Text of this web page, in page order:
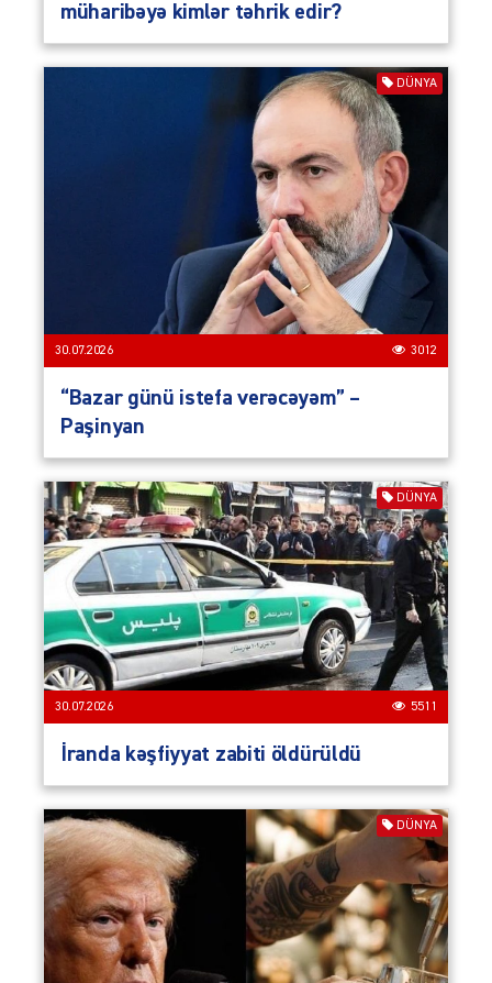
müharibəyə kimlər təhrik edir?
DÜNYA
30.07.2026 3012
“Bazar günü istefa verəcəyəm” –
Paşinyan
DÜNYA
30.07.2026 5511
İranda kəşfiyyat zabiti öldürüldü
DÜNYA